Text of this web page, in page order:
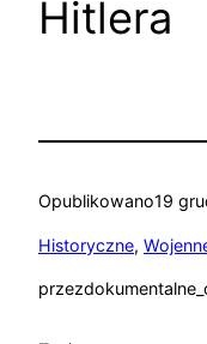
Hitlera
Opublikowano19
Historyczne,
przez